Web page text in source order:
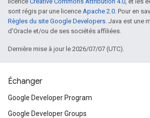
sont régis par une licence Apache 2.0. Pour en
Règles du site Google Developers. Java est une
d'Oracle et/ou de ses sociétés affiliées.
Dernière mise à jour le 2026/07/07 (UTC).
Échanger
Google Developer Program
Google Developer Groups